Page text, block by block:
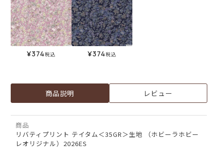
¥374税込 ¥374税込
商品説明 レビュー
商品
リバティプリント テイタム＜35GR＞生地 （ホビーラホビー
レオリジナル）2026ES